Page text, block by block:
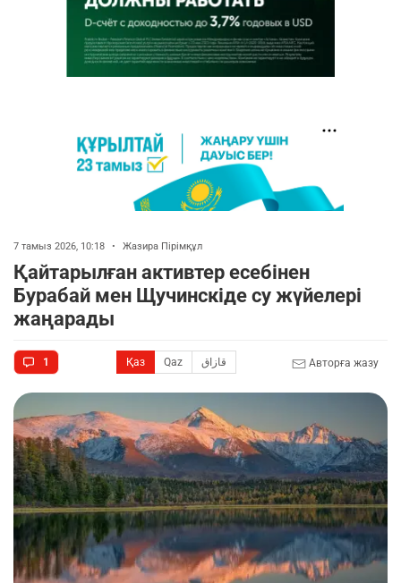
7 тамыз 2026, 10:18 • Жазира Пірімқұл
Қайтарылған активтер есебінен
Бурабай мен Щучинскіде су жүйелері
жаңарады
1 Қаз Qaz قازاق Авторға жазу